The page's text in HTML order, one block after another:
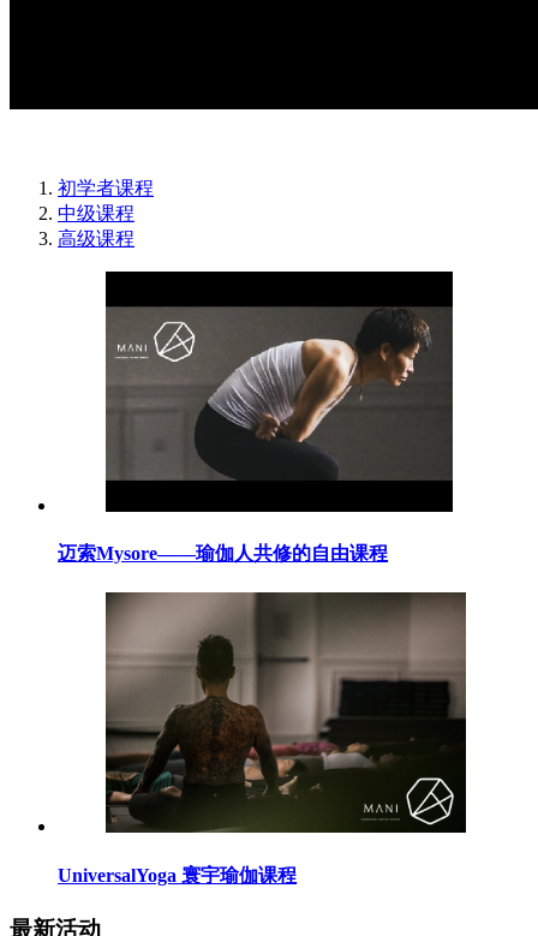
初学者课程
中级课程
高级课程
迈索Mysore——瑜伽人共修的自由课程
UniversalYoga 寰宇瑜伽课程
最新活动